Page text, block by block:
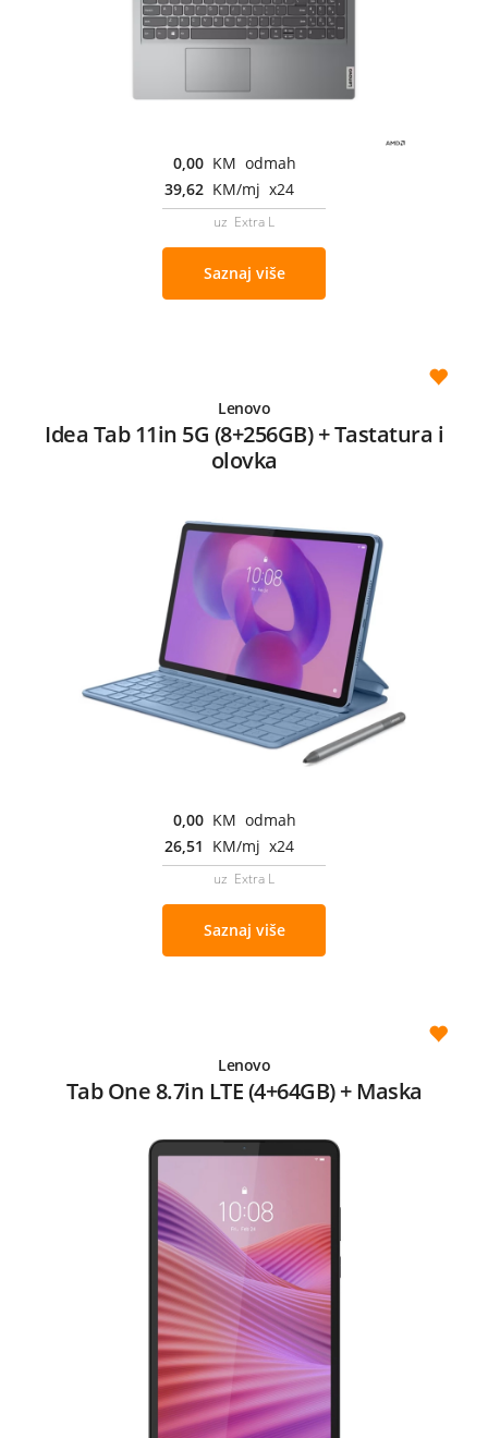
0,00 KM odmah
39,62 KM/mj x24
uz Extra L
Saznaj više
Lenovo
Idea Tab 11in 5G (8+256GB) + Tastatura i
olovka
0,00 KM odmah
26,51 KM/mj x24
uz Extra L
Saznaj više
Lenovo
Tab One 8.7in LTE (4+64GB) + Maska